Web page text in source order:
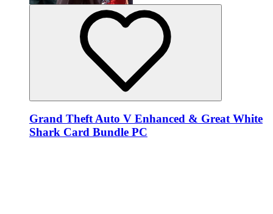
Grand Theft Auto V Enhanced & Great White
Shark Card Bundle PC